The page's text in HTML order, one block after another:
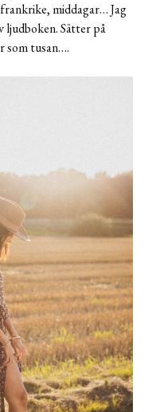
middagar… Jag
ljudboken. Sätter på
som tusan….